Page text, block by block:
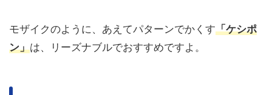
モザイクのように、あえてパターンでかくす「ケシポ
ン」は、リーズナブルでおすすめですよ。